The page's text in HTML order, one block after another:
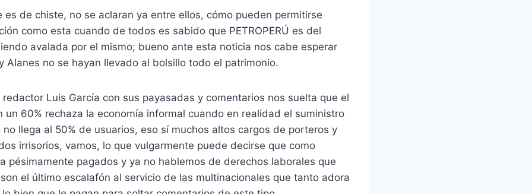
es de chiste, no se aclaran ya entre ellos, cómo pueden permitirse
como esta cuando de todos es sabido que PETROPERÚ es del
avalada por el mismo; bueno ante esta noticia nos cabe esperar
Alanes no se hayan llevado al bolsillo todo el patrimonio.
Luis García con sus payasadas y comentarios nos suelta que el
un 60% rechaza la economía informal cuando en realidad el suministro
llega al 50% de usuarios, eso sí muchos altos cargos de porteros y
irrisorios, vamos, lo que vulgarmente puede decirse que como
pésimamente pagados y ya no hablemos de derechos laborales que
el último escalafón al servicio de las multinacionales que tanto adora